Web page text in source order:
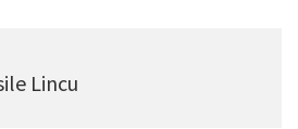
Lincu